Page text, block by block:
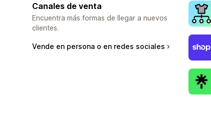
Canales de venta
Encuentra más formas de llegar a nuevos
clientes.
Vende en persona o en redes sociales